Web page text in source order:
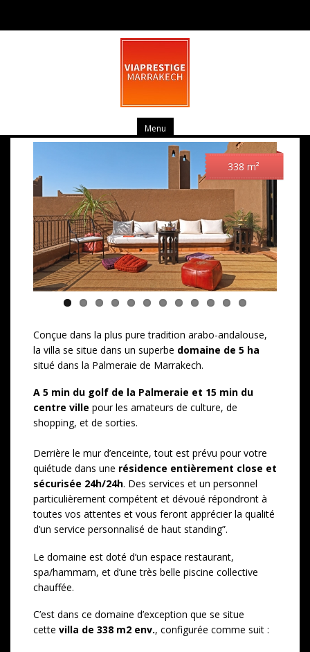
Menu
Villa 3 Ch. piscine dans domaine
338 m²
Conçue dans la plus pure tradition arabo-andalouse,
la villa se situe dans un superbe domaine de 5 ha
situé dans la Palmeraie de Marrakech.
A 5 min du golf de la Palmeraie et 15 min du
centre ville pour les amateurs de culture, de
shopping, et de sorties.
Derrière le mur d’enceinte, tout est prévu pour votre
quiétude dans une résidence entièrement close et
sécurisée 24h/24h. Des services et un personnel
particulièrement compétent et dévoué répondront à
toutes vos attentes et vous feront apprécier la qualité
d’un service personnalisé de haut standing”.
Le domaine est doté d’un espace restaurant,
spa/hammam, et d’une très belle piscine collective
chauffée.
C’est dans ce domaine d’exception que se situe
cette villa de 338 m2 env., configurée comme suit :